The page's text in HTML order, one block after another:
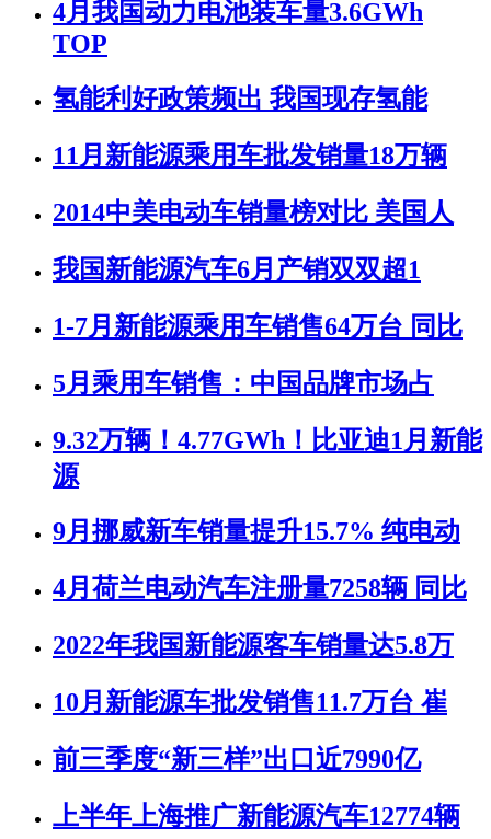
4月我国动力电池装车量3.6GWh
TOP
氢能利好政策频出 我国现存氢能
11月新能源乘用车批发销量18万辆
2014中美电动车销量榜对比 美国人
我国新能源汽车6月产销双双超1
1-7月新能源乘用车销售64万台 同比
5月乘用车销售：中国品牌市场占
9.32万辆！4.77GWh！比亚迪1月新能
源
9月挪威新车销量提升15.7% 纯电动
4月荷兰电动汽车注册量7258辆 同比
2022年我国新能源客车销量达5.8万
10月新能源车批发销售11.7万台 崔
前三季度“新三样”出口近7990亿
上半年上海推广新能源汽车12774辆